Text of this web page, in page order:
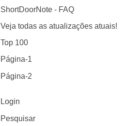
ShortDoorNote - FAQ
Veja todas as atualizações atuais!
Top 100
Página-1
Página-2
Login
Pesquisar